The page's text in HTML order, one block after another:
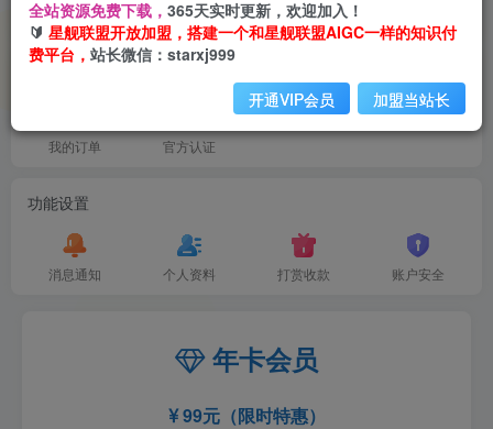
比例 累计佣金
我的订单 官方认证
功能设置
消息通知 个人资料 打赏收款 账户安全
年卡会员
99元（限时特惠）
全站资源免费下载， 365天实时更新，欢迎加入！
🔰 星舰联盟开放加盟，搭建一个和星舰联盟AIGC一样的知识付
费平台， 站长微信：starxj999
开通VIP会员 加盟当站长